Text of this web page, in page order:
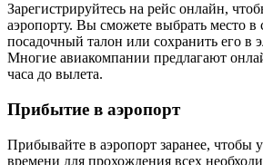
Зарегистрируйтесь на рейс онлайн,
аэропорту. Вы сможете выбрать место в
посадочный талон или сохранить его в
Многие авиакомпании предлагают
часа до вылета.
Прибытие в аэропорт
Прибывайте в аэропорт заранее, чтобы
времени для прохождения всех